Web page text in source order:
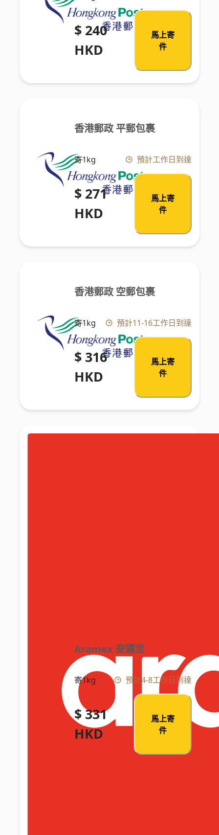
$ 240
HKD
馬上寄
件
香港郵政 平郵包裹
寄1kg 預計工作日到達
$ 271
HKD
馬上寄
件
香港郵政 空郵包裹
寄1kg 預計11-16工作日到達
$ 316
HKD
馬上寄
件
Aramex 安邁世
寄1kg 預計4-8工作日到達
$ 331
HKD
馬上寄
件